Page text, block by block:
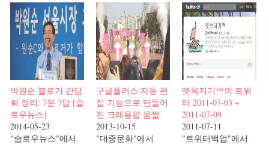
박원순 블로거 간담
회 정리: 7문 7답 [슬
로우뉴스]
2014-05-23
"슬로우뉴스"에서
구글플러스 자동 편
집 기능으로 만들어
진 크레용팝 움짤
2013-10-15
"대중문화"에서
뗏목지기™의 트위
터 2011-07-03 ~
2011-07-09
2011-07-11
"트위터백업"에서